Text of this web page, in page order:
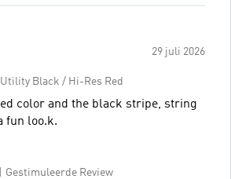
29 juli 2026
Black / Hi-Res Red
color and the black stripe, string
fun loo.k.
Gestimuleerde Review